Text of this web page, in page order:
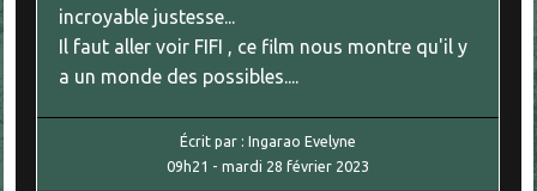
incroyable justesse...
Il faut aller voir FIFI , ce film nous montre qu'il y
a un monde des possibles....
Écrit par :Ingarao Evelyne
09h21 -mardi 28 février 2023